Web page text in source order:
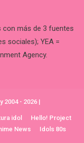
más de 3 fuentes
sociales); YEA =
Agency.
2004 - 2026 |
idol
Hello! Project
News
Idols 80s